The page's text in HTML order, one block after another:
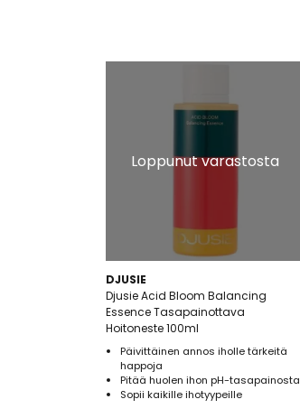
Loppunut varastosta
DJUSIE
Djusie Acid Bloom Balancing
Essence Tasapainottava
Hoitoneste 100ml
Päivittäinen annos iholle tärkeitä
happoja
Pitää huolen ihon pH-tasapainosta
Sopii kaikille ihotyypeille